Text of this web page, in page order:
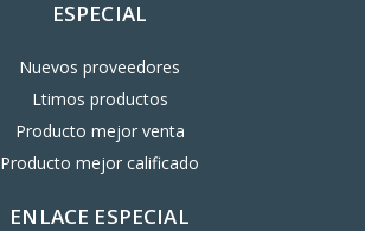
ESPECIAL
Nuevos proveedores
Ltimos productos
Producto mejor venta
Producto mejor calificado
ENLACE ESPECIAL